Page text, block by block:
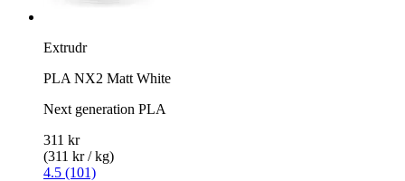
Extrudr
PLA NX2 Matt White
Next generation PLA
311 kr
(311 kr / kg)
4.5 (101)